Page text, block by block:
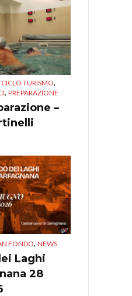
CICLO TURISMO,
, PREPARAZIONE
–
FONDO, NEWS
Laghi
28